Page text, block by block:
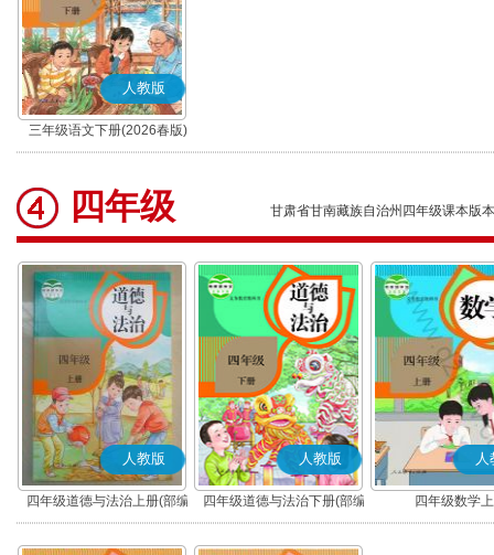
人教版
三年级语文下册(2026春版)
(部编版)
四年级 甘肃省甘南藏族自治州四年级课本版本
人教版
四年级道德与法治上册(部编
版)
人教版
四年级道德与法治下册(部编
版)
人
四年级数学